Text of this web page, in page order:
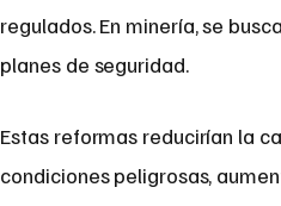
regulados. En minería, se
planes de seguridad.
Estas reformas reducirían la
condiciones peligrosas,